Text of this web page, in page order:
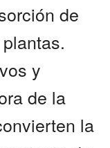
de
y
de la
la